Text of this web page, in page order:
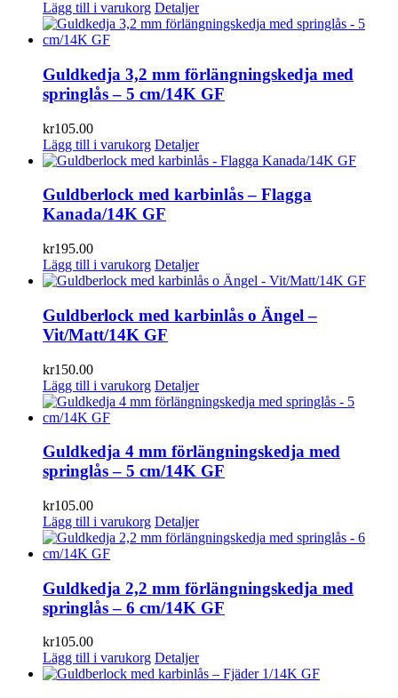
Lägg till i varukorg Detaljer
Guldkedja 3,2 mm förlängningskedja med
springlås – 5 cm/14K GF
kr105.00
Lägg till i varukorg Detaljer
Guldberlock med karbinlås – Flagga
Kanada/14K GF
kr195.00
Lägg till i varukorg Detaljer
Guldberlock med karbinlås o Ängel –
Vit/Matt/14K GF
kr150.00
Lägg till i varukorg Detaljer
Guldkedja 4 mm förlängningskedja med
springlås – 5 cm/14K GF
kr105.00
Lägg till i varukorg Detaljer
Guldkedja 2,2 mm förlängningskedja med
springlås – 6 cm/14K GF
kr105.00
Lägg till i varukorg Detaljer